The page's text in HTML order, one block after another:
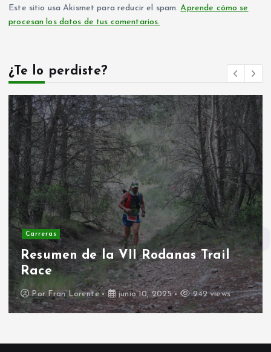
Este sitio usa Akismet para reducir el spam.Aprende cómo se
procesan los datos de tus comentarios.
¿Te lo perdiste?
Carreras
Resumen de la VII Rodanas Trail
Race
Por Fran Lorente junio 10, 2025 242 views